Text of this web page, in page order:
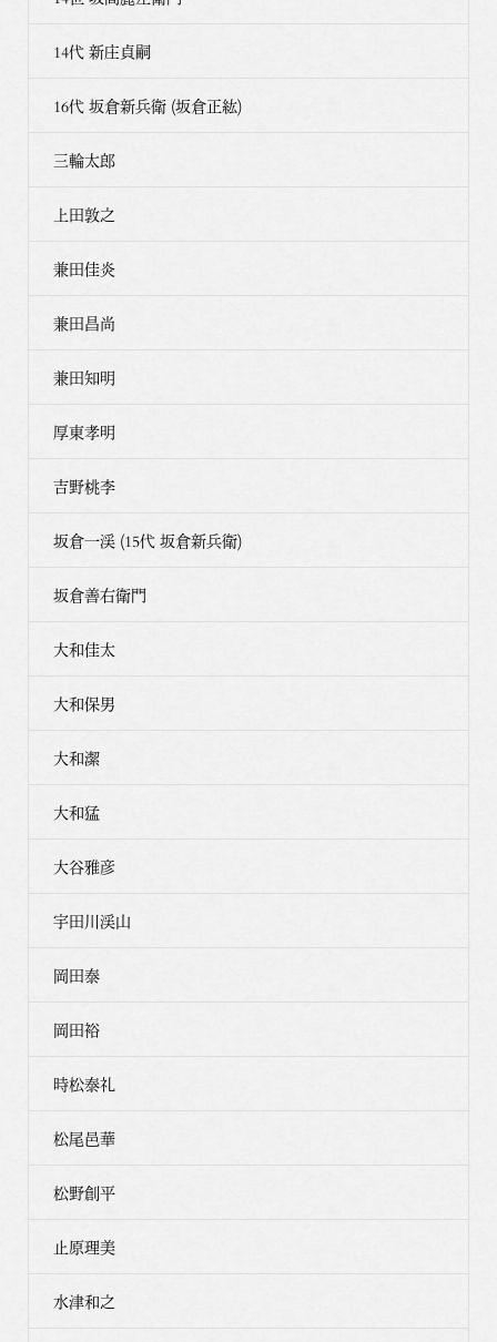
14代 新庄貞嗣
16代 坂倉新兵衛 (坂倉正紘)
三輪太郎
上田敦之
兼田佳炎
兼田昌尚
兼田知明
厚東孝明
吉野桃李
坂倉一渓 (15代 坂倉新兵衛)
坂倉善右衛門
大和佳太
大和保男
大和潔
大和猛
大谷雅彦
宇田川渓山
岡田泰
岡田裕
時松泰礼
松尾邑華
松野創平
止原理美
水津和之